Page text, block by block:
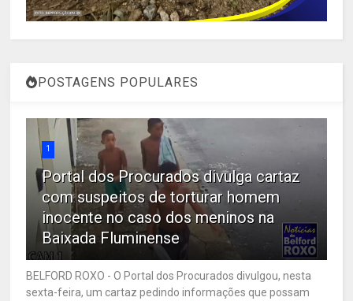
POSTAGENS POPULARES
1
Portal dos Procurados divulga cartaz
com suspeitos de torturar homem
inocente no caso dos meninos na
Baixada Fluminense
BELFORD ROXO - O Portal dos Procurados divulgou, nesta
sexta-feira, um cartaz pedindo informações que possam